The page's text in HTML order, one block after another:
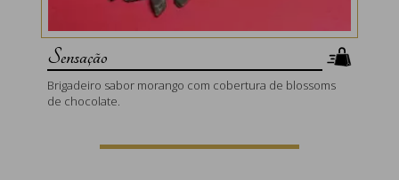
Sensação
Brigadeiro sabor morango com cobertura de blossoms
de chocolate.